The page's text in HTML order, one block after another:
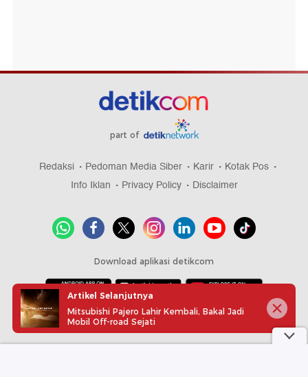
part of
Redaksi Pedoman Media Siber Karir
Kotak Pos
Info Iklan
Privacy Policy Disclaimer
Download aplikasi detikcom
Copyright @ 2026 detikcom, All right reserved
Artikel Selanjutnya
Mitsubishi Pajero Lahir Kembali, Bakal Jadi
Mobil Off-road Sejati